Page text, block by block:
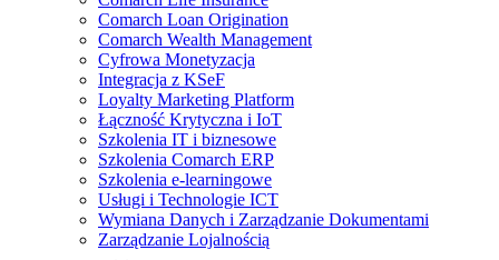
Comarch Loan Origination
Comarch Wealth Management
Cyfrowa Monetyzacja
Integracja z KSeF
Loyalty Marketing Platform
Łączność Krytyczna i IoT
Szkolenia IT i biznesowe
Szkolenia Comarch ERP
Szkolenia e-learningowe
Usługi i Technologie ICT
Wymiana Danych i Zarządzanie Dokumentami
Zarządzanie Lojalnością